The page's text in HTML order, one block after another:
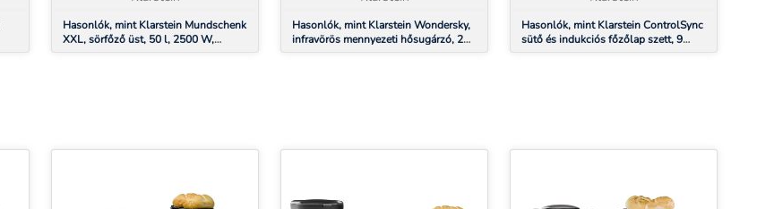
Hasonlók, mint Klarstein Mundschenk
XXL, sörfőző üst, 50 l, 2500 W,
sörfőző készülék - szett,
Hasonlók, mint Klarstein Wondersky,
infravörös mennyezeti hősugárzó, 2
darabos szett , 60 x 6,5 x 60 cm (Sz x
Hasonlók, mint Klarstein ControlSync
sütő és indukciós főzőlap szett, 9
funkció, 4 főzőzóna, 72 l űrtartalom